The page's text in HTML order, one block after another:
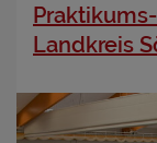
Landkreis